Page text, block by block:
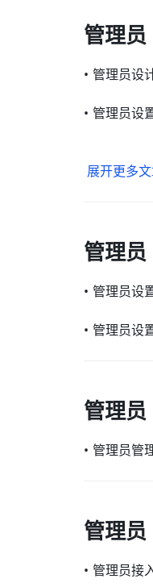
管理员
• 管理员设
• 管理员设
展开更多
管理员
• 管理员设
• 管理员设
管理
• 管理员管
管理员
• 管理员接